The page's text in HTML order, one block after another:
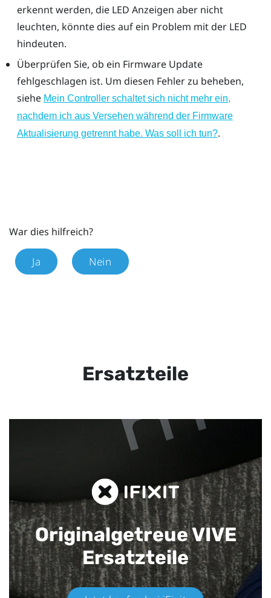
erkennt werden, die LED Anzeigen aber nicht
leuchten, könnte dies auf ein Problem mit der LED
hindeuten.
Überprüfen Sie, ob ein Firmware Update
fehlgeschlagen ist. Um diesen Fehler zu beheben,
siehe Mein Controller schaltet sich nicht mehr ein,
nachdem ich aus Versehen während der Firmware
Aktualisierung getrennt habe. Was soll ich tun?.
War dies hilfreich?
Ja Nein
Ersatzteile
Originalgetreue VIVE
Ersatzteile